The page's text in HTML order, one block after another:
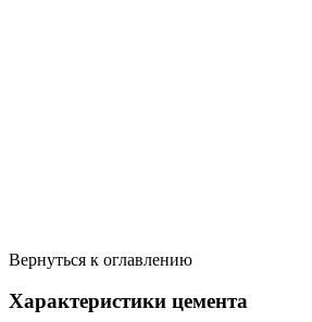
Вернуться к оглавлению
Характеристики цемента